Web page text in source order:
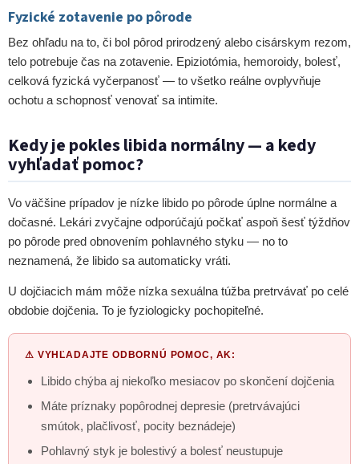
Fyzické zotavenie po pôrode
Bez ohľadu na to, či bol pôrod prirodzený alebo cisárskym rezom,
telo potrebuje čas na zotavenie. Epiziotómia, hemoroidy, bolesť,
celková fyzická vyčerpanosť — to všetko reálne ovplyvňuje
ochotu a schopnosť venovať sa intimite.
Kedy je pokles libida normálny — a kedy
vyhľadať pomoc?
Vo väčšine prípadov je nízke libido po pôrode úplne normálne a
dočasné. Lekári zvyčajne odporúčajú počkať aspoň šesť týždňov
po pôrode pred obnovením pohlavného styku — no to
neznamená, že libido sa automaticky vráti.
U dojčiacich mám môže nízka sexuálna túžba pretrvávať po celé
obdobie dojčenia. To je fyziologicky pochopiteľné.
⚠ VYHĽADAJTE ODBORNÚ POMOC, AK:
Libido chýba aj niekoľko mesiacov po skončení dojčenia
Máte príznaky popôrodnej depresie (pretrvávajúci
smútok, plačlivosť, pocity beznádeje)
Pohlavný styk je bolestivý a bolesť neustupuje